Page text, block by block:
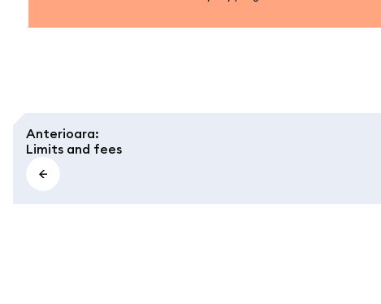
Anterioara:
Limits and fees